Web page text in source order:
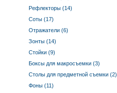
Рефлекторы (14)
Соты (17)
Отражатели (6)
Зонты (14)
Стойки (9)
Боксы для макросъемки (3)
Столы для предметной съемки (2)
Фоны (11)